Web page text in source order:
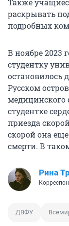
Также
раскрывать
подробных
В ноябре 2023
студентку
остановилось
Русском
медицинского
студентке
приезда
скорой она
смерти. В
Рина
ДВФУ